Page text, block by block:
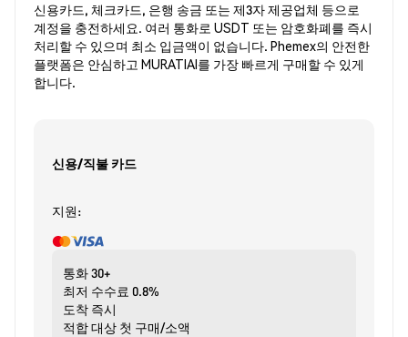
신용카드, 체크카드, 은행 송금 또는 제3자 제공업체 등으로
계정을 충전하세요. 여러 통화로 USDT 또는 암호화폐를 즉시
처리할 수 있으며 최소 입금액이 없습니다. Phemex의 안전한
플랫폼은 안심하고 MURATIAI를 가장 빠르게 구매할 수 있게
합니다.
신용/직불 카드
지원:
통화30+
최저 수수료 0.8%
도착 즉시
적합 대상 첫 구매/소액